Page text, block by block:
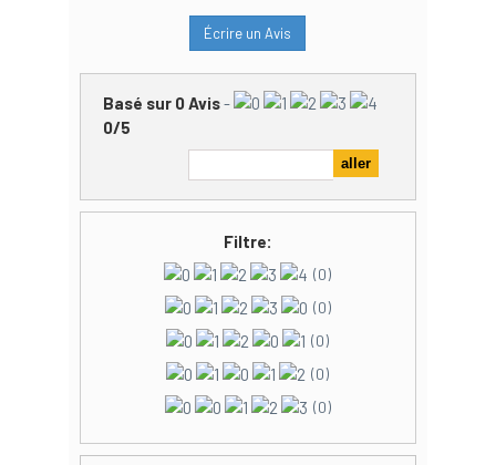
Écrire un Avis
Basé sur 0Avis-
0/5
Filtre:
(0)
(0)
(0)
(0)
(0)